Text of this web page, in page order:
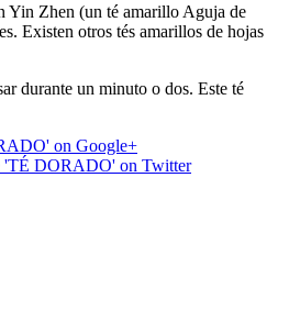
Yin Zhen (un té amarillo Aguja de
Existen otros tés amarillos de hojas
durante un minuto o dos. Este té